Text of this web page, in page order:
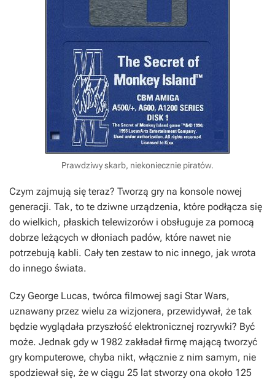
Prawdziwy skarb, niekoniecznie piratów.
Czym zajmują się teraz? Tworzą gry na konsole nowej
generacji. Tak, to te dziwne urządzenia, które podłącza się
do wielkich, płaskich telewizorów i obsługuje za pomocą
dobrze leżących w dłoniach padów, które nawet nie
potrzebują kabli. Cały ten zestaw to nic innego, jak wrota
do innego świata.
Czy George Lucas, twórca filmowej sagi Star Wars,
uznawany przez wielu za wizjonera, przewidywał, że tak
będzie wyglądała przyszłość elektronicznej rozrywki? Być
może. Jednak gdy w 1982 zakładał firmę mającą tworzyć
gry komputerowe, chyba nikt, włącznie z nim samym, nie
spodziewał się, że w ciągu 25 lat stworzy ona około 125